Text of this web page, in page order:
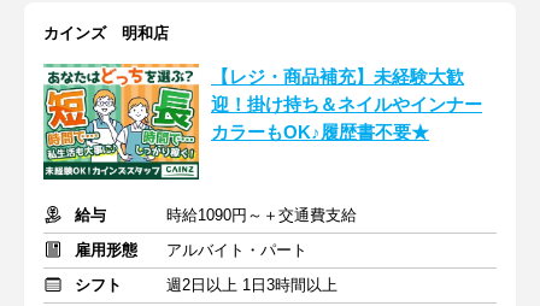
カインズ 明和店
【レジ・商品補充】未経験大歓
迎！掛け持ち＆ネイルやインナー
カラーもOK♪履歴書不要★
給与
時給1090円～＋交通費支給
雇用形態
アルバイト・パート
シフト
週2日以上 1日3時間以上